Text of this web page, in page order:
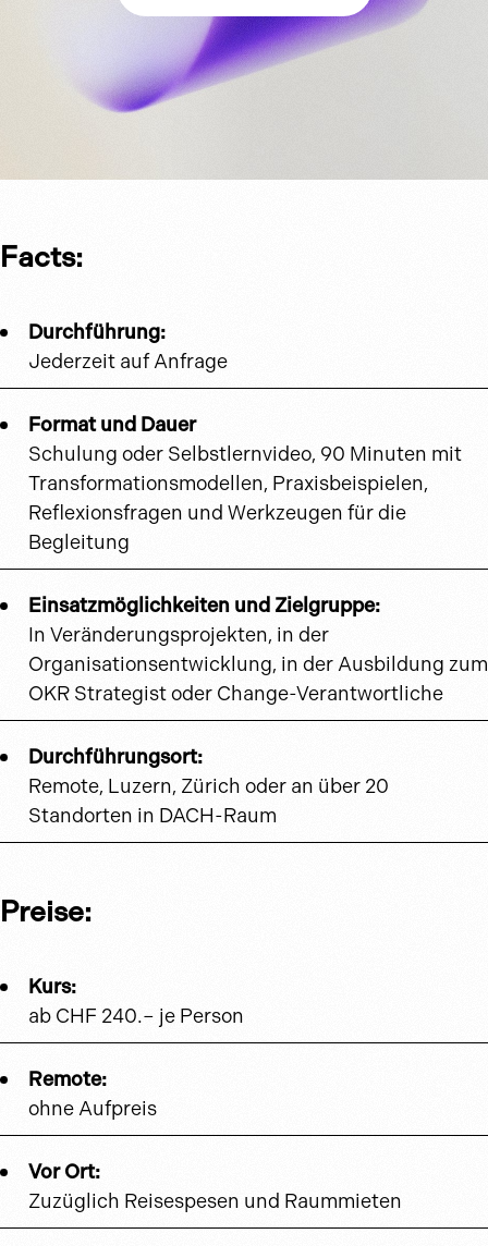
Facts:
Durchführung:
Jederzeit auf Anfrage
Format und Dauer
Schulung oder Selbstlernvideo, 90 Minuten mit
Transformationsmodellen, Praxisbeispielen,
Reflexionsfragen und Werkzeugen für die
Begleitung
Einsatzmöglichkeiten und Zielgruppe:
In Veränderungsprojekten, in der
Organisationsentwicklung, in der Ausbildung zum
OKR Strategist oder Change-Verantwortliche
Durchführungsort:
Remote, Luzern, Zürich oder an über 20
Standorten in DACH-Raum
Preise:
Kurs:
ab CHF 240.– je Person
Remote:
ohne Aufpreis
Vor Ort:
Zuzüglich Reisespesen und Raummieten